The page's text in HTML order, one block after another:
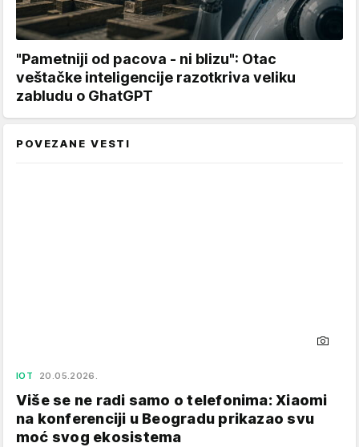
"Pametniji od pacova - ni blizu": Otac
veštačke inteligencije razotkriva veliku
zabludu o GhatGPT
POVEZANE VESTI
IOT 20.05.2026.
Više se ne radi samo o telefonima: Xiaomi
na konferenciji u Beogradu prikazao svu
moć svog ekosistema